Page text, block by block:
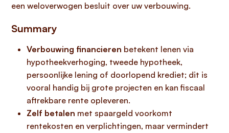
een weloverwogen besluit over uw verbouwing.
Summary
Verbouwing financieren betekent lenen via
hypotheekverhoging, tweede hypotheek,
persoonlijke lening of doorlopend krediet; dit is
vooral handig bij grote projecten en kan fiscaal
aftrekbare rente opleveren.
Zelf betalen met spaargeld voorkomt
rentekosten en verplichtingen, maar vermindert